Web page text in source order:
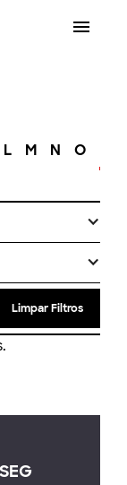
L M N O
Limpar Filtros